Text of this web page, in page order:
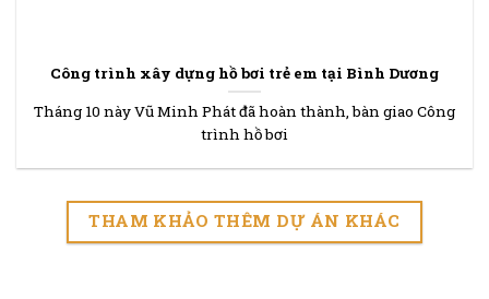
Công trình xây dựng hồ bơi trẻ em tại Bình Dương
Tháng 10 này Vũ Minh Phát đã hoàn thành, bàn giao Công
trình hồ bơi
THAM KHẢO THÊM DỰ ÁN KHÁC